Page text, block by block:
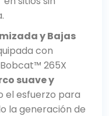
y Bajas
con
265X
suave y
el esfuerzo para
la generación de